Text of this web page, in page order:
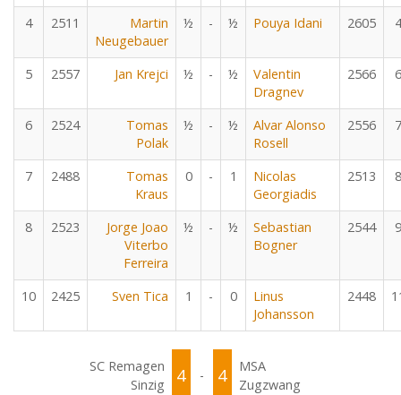
4 2511
Martin
Neugebauer
½ - ½ Pouya Idani 2605 4
5 2557 Jan Krejci ½ - ½
Valentin
Dragnev
2566 6
6 2524
Tomas
Polak
½ - ½
Alvar Alonso
Rosell
2556 7
7 2488
Tomas
Kraus
0 - 1
Nicolas
Georgiadis
2513 8
8 2523
Jorge Joao
Viterbo
Ferreira
½ - ½
Sebastian
Bogner
2544 9
10 2425 Sven Tica 1 - 0
Linus
Johansson
2448
SC Remagen
Sinzig
4 - 4
MSA
Zugzwang